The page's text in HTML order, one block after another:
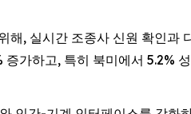
, 실시간 조종사 신원 확인과
가하고, 특히 북미에서 5.2%